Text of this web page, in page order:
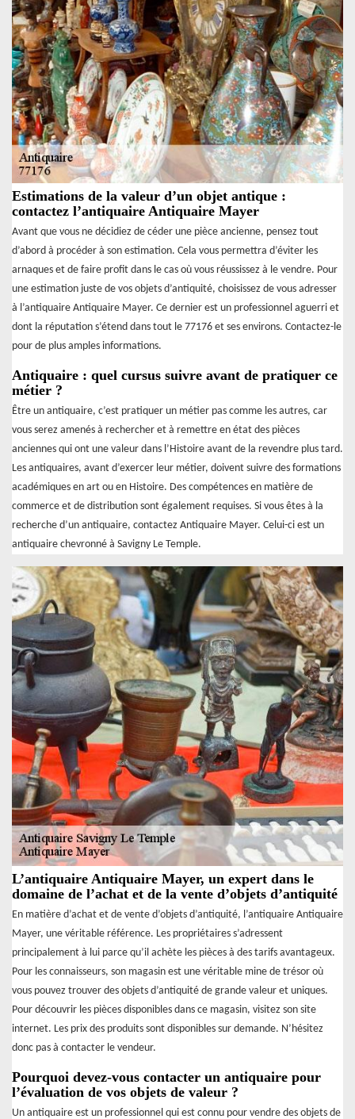
Estimations de la valeur d’un objet antique :
contactez l’antiquaire Antiquaire Mayer
Avant que vous ne décidiez de céder une pièce ancienne, pensez tout
d’abord à procéder à son estimation. Cela vous permettra d’éviter les
arnaques et de faire profit dans le cas où vous réussissez à le vendre. Pour
une estimation juste de vos objets d’antiquité, choisissez de vous adresser
à l’antiquaire Antiquaire Mayer. Ce dernier est un professionnel aguerri et
dont la réputation s’étend dans tout le 77176 et ses environs. Contactez-le
pour de plus amples informations.
Antiquaire : quel cursus suivre avant de pratiquer ce
métier ?
Être un antiquaire, c’est pratiquer un métier pas comme les autres, car
vous serez amenés à rechercher et à remettre en état des pièces
anciennes qui ont une valeur dans l’Histoire avant de la revendre plus tard.
Les antiquaires, avant d’exercer leur métier, doivent suivre des formations
académiques en art ou en Histoire. Des compétences en matière de
commerce et de distribution sont également requises. Si vous êtes à la
recherche d’un antiquaire, contactez Antiquaire Mayer. Celui-ci est un
antiquaire chevronné à Savigny Le Temple.
L’antiquaire Antiquaire Mayer, un expert dans le
domaine de l’achat et de la vente d’objets d’antiquité
En matière d’achat et de vente d’objets d’antiquité, l’antiquaire Antiquaire
Mayer, une véritable référence. Les propriétaires s’adressent
principalement à lui parce qu’il achète les pièces à des tarifs avantageux.
Pour les connaisseurs, son magasin est une véritable mine de trésor où
vous pouvez trouver des objets d’antiquité de grande valeur et uniques.
Pour découvrir les pièces disponibles dans ce magasin, visitez son site
internet. Les prix des produits sont disponibles sur demande. N’hésitez
donc pas à contacter le vendeur.
Pourquoi devez-vous contacter un antiquaire pour
l’évaluation de vos objets de valeur ?
Un antiquaire est un professionnel qui est connu pour vendre des objets de